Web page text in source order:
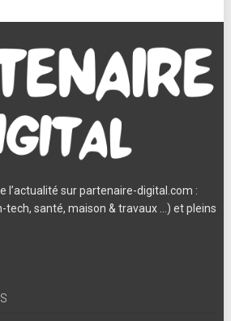
l’actualité sur partenaire-digital.com :
tech, santé, maison & travaux …) et pleins